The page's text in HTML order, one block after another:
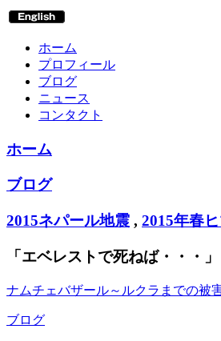
ホーム
プロフィール
ブログ
ニュース
コンタクト
ホーム
ブログ
2015ネパール地震 , 2015年春
「エベレストで死ねば・・・
ナムチェバザール～ルクラまでの被
ブログ